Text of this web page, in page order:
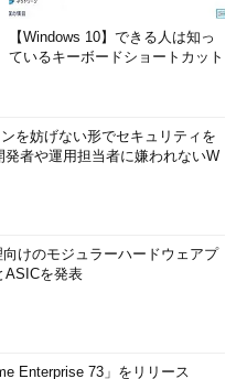
【Windows 10】できる人は知っ
ているキーボードショートカット
を妨げない形でセキュリティを
発者や運用担当者に嫌われないW
けのモジュラーハードウェアプ
ASICを発表
Enterprise 73」をリリース